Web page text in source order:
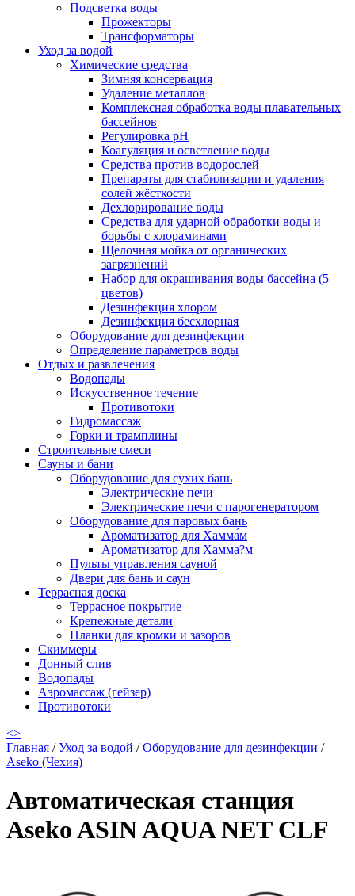
Подсветка воды
Прожекторы
Трансформаторы
Уход за водой
Химические средства
Зимняя консервация
Удаление металлов
Комплексная обработка воды плавательных
бассейнов
Регулировка рH
Коагуляция и осветление воды
Средства против водорослей
Препараты для стабилизации и удаления
солей жёсткости
Дехлорирование воды
Средства для ударной обработки воды и
борьбы с хлораминами
Щелочная мойка от органических
загрязнений
Набор для окрашивания воды бассейна (5
цветов)
Дезинфекция хлором
Дезинфекция бесхлорная
Оборудование для дезинфекции
Определение параметров воды
Отдых и развлечения
Водопады
Искусственное течение
Противотоки
Гидромассаж
Горки и трамплины
Строительные смеси
Сауны и бани
Оборудование для сухих бань
Электрические печи
Электрические печи с парогенератором
Оборудование для паровых бань
Ароматизатор для Хамма́м
Ароматизатор для Хамма?м
Пульты управления сауной
Двери для бань и саун
Террасная доска
Террасное покрытие
Крепежные детали
Планки для кромки и зазоров
Скиммеры
Донный слив
Водопады
Аэромассаж (гейзер)
Противотоки
<>
Главная /Уход за водой /Оборудование для дезинфекции /
Aseko (Чехия)
Автоматическая станция
Aseko ASIN AQUA NET CLF